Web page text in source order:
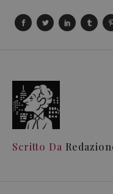
Scritto Da